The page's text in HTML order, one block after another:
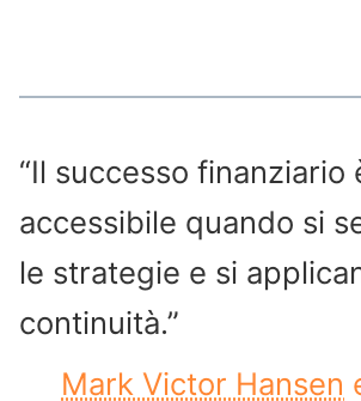
“Il successo finanziario
accessibile quando si
le strategie e si
continuità.”
Mark Victor Hansen